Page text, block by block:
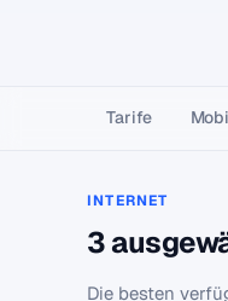
Tarife
INTERNET
3
Die besten